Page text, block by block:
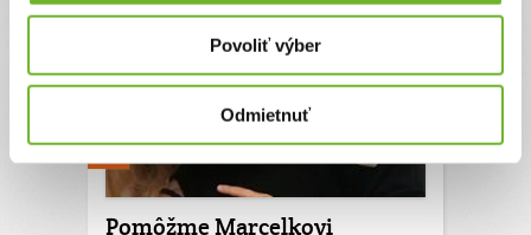
Povoliť výber
Odmietnuť
Pomôžme Marcelkovi